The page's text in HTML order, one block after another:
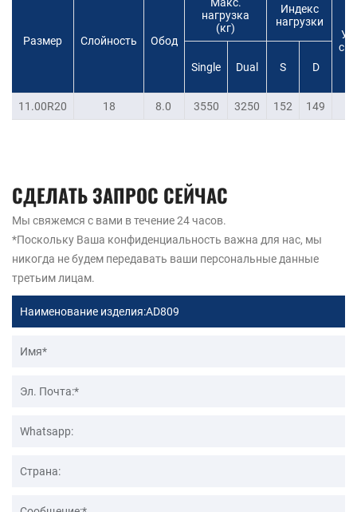
Размер Слойность Обод
нагрузка
(кг)
Индекс
нагрузки
Single
Dual S D
11.00R20 18 8.0 3550 3250 152 149
СДЕЛАТЬ ЗАПРОС СЕЙЧАС
Мы свяжемся с вами в течение 24 часов.
*Поскольку Ваша конфиденциальность важна для нас, мы
никогда не будем передавать ваши персональные данные
третьим лицам.